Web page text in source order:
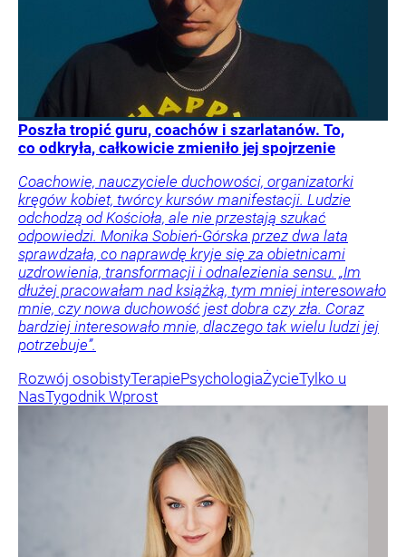
Poszła tropić guru, coachów i szarlatanów. To,
co odkryła, całkowicie zmieniło jej spojrzenie
Coachowie, nauczyciele duchowości, organizatorki
kręgów kobiet, twórcy kursów manifestacji. Ludzie
odchodzą od Kościoła, ale nie przestają szukać
odpowiedzi. Monika Sobień-Górska przez dwa lata
sprawdzała, co naprawdę kryje się za obietnicami
uzdrowienia, transformacji i odnalezienia sensu. „Im
dłużej pracowałam nad książką, tym mniej interesowało
mnie, czy nowa duchowość jest dobra czy zła. Coraz
bardziej interesowało mnie, dlaczego tak wielu ludzi jej
potrzebuje”.
Rozwój osobistyTerapiePsychologiaŻycieTylko u
NasTygodnik Wprost